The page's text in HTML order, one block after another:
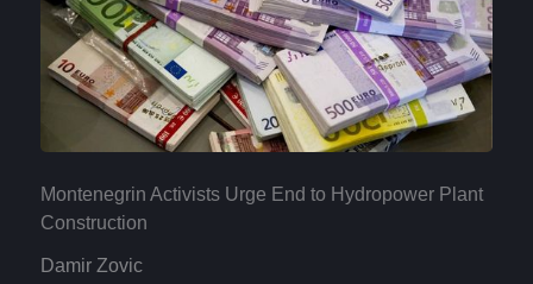
Montenegrin Activists Urge End to Hydropower Plant
Construction
Damir Zovic